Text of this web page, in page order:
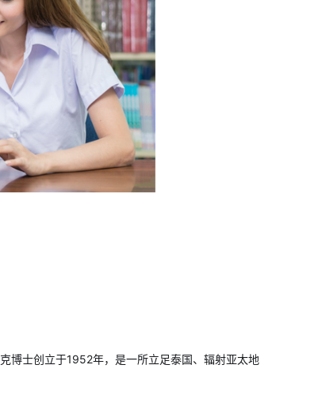
博士创立于1952年，是一所立足泰国、辐射亚太地